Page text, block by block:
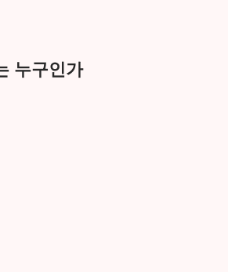
누구인가